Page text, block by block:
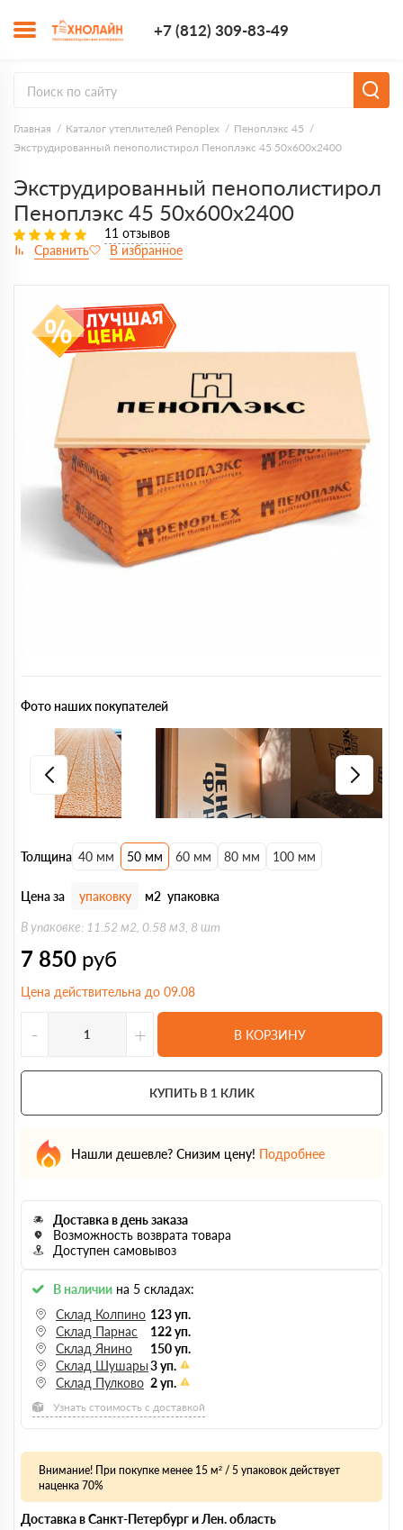
+7 (812) 309-83-49
Главная Каталог утеплителей Penoplex
Пеноплэкс 45
Экструдированный пенополистирол Пеноплэкс 45 50х600х2400
Экструдированный пенополистирол
Пеноплэкс 45 50х600х2400
11 отзывов
Толщина 40 мм 50 мм 60 мм 80 мм 100 мм
Цена за упаковку м2 упаковка
В упаковке: 11.52 м2, 0.58 м3, 8 шт
7 850 руб
Цена действительна до 09.08
- + В КОРЗИНУ
КУПИТЬ В 1 КЛИК
Нашли дешевле? Снизим цену! Подробнее
Фото наших покупателей
Доставка в день заказа
Возможность возврата товара
Доступен самовывоз
В наличии на 5 складах:
Склад Колпино 123 уп.
Склад Парнас
122 уп.
Склад Янино
150 уп.
Склад Шушары3 уп.
Склад Пулково 2 уп.
Узнать стоимость с доставкой
Внимание! При покупке менее 15 м² / 5 упаковок действует
наценка 70%
Доставка в Санкт-Петербург и Лен. область